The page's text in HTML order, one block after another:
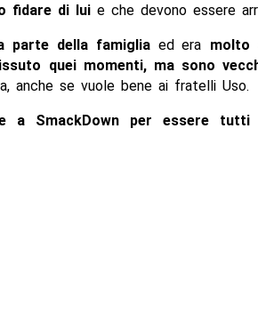
fidare di lui e che devono essere
parte della famiglia ed era molto
quei momenti, ma sono
anche se vuole bene ai fratelli Uso.
a SmackDown per essere